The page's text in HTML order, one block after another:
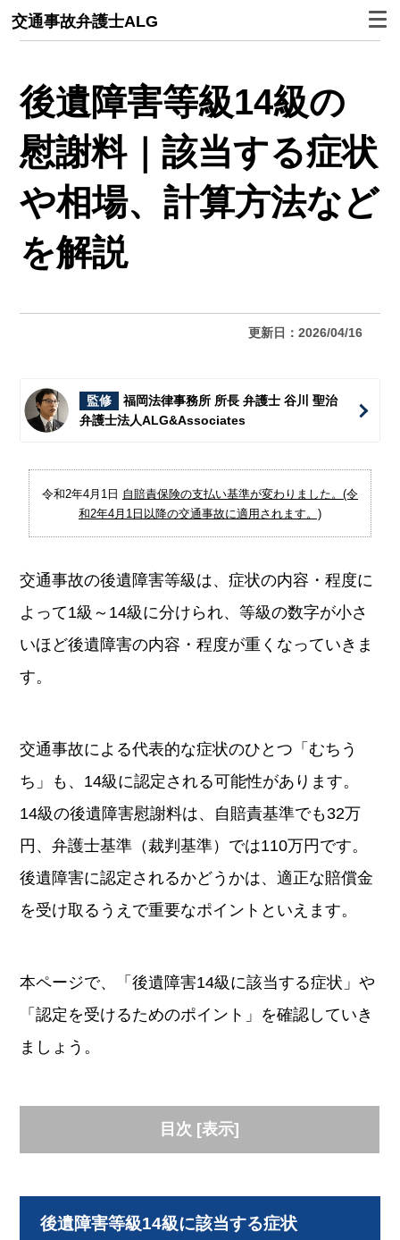
交通事故弁護士ALG
後遺障害等級14級の
慰謝料｜該当する症状
や相場、計算方法など
を解説
更新日：2026/04/16
監修
福岡法律事務所 所長 弁護士 谷川 聖治
弁護士法人ALG&Associates
令和2年4月1日 自賠責保険の支払い基準が変わりました。(令
和2年4月1日以降の交通事故に適用されます。)
交通事故の後遺障害等級は、症状の内容・程度に
よって1級～14級に分けられ、等級の数字が小さ
いほど後遺障害の内容・程度が重くなっていきま
す。
交通事故による代表的な症状のひとつ「むちう
ち」も、14級に認定される可能性があります。
14級の後遺障害慰謝料は、自賠責基準でも32万
円、弁護士基準（裁判基準）では110万円です。
後遺障害に認定されるかどうかは、適正な賠償金
を受け取るうえで重要なポイントといえます。
本ページで、「後遺障害14級に該当する症状」や
「認定を受けるためのポイント」を確認していき
ましょう。
目次 [表示]
後遺障害等級14級に該当する症状